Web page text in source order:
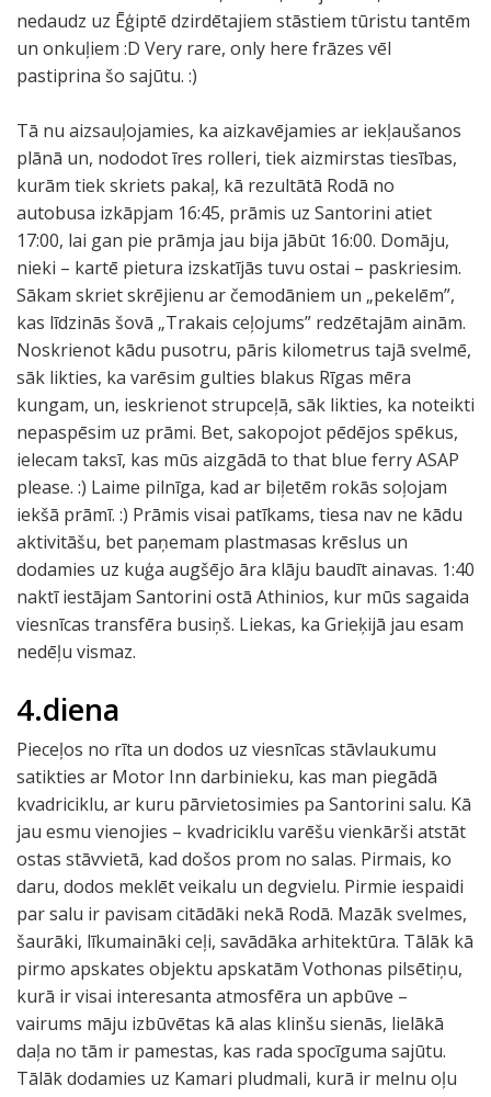
nedaudz uz Ēģiptē dzirdētajiem stāstiem tūristu tantēm
un onkuļiem :D Very rare, only here frāzes vēl
pastiprina šo sajūtu. :)
Tā nu aizsauļojamies, ka aizkavējamies ar iekļaušanos
plānā un, nododot īres rolleri, tiek aizmirstas tiesības,
kurām tiek skriets pakaļ, kā rezultātā Rodā no
autobusa izkāpjam 16:45, prāmis uz Santorini atiet
17:00, lai gan pie prāmja jau bija jābūt 16:00. Domāju,
nieki – kartē pietura izskatījās tuvu ostai – paskriesim.
Sākam skriet skrējienu ar čemodāniem un „pekelēm”,
kas līdzinās šovā „Trakais ceļojums” redzētajām ainām.
Noskrienot kādu pusotru, pāris kilometrus tajā svelmē,
sāk likties, ka varēsim gulties blakus Rīgas mēra
kungam, un, ieskrienot strupceļā, sāk likties, ka noteikti
nepaspēsim uz prāmi. Bet, sakopojot pēdējos spēkus,
ielecam taksī, kas mūs aizgādā to that blue ferry ASAP
please. :) Laime pilnīga, kad ar biļetēm rokās soļojam
iekšā prāmī. :) Prāmis visai patīkams, tiesa nav ne kādu
aktivitāšu, bet paņemam plastmasas krēslus un
dodamies uz kuģa augšējo āra klāju baudīt ainavas. 1:40
naktī iestājam Santorini ostā Athinios, kur mūs sagaida
viesnīcas transfēra busiņš. Liekas, ka Grieķijā jau esam
nedēļu vismaz.
4.diena
Pieceļos no rīta un dodos uz viesnīcas stāvlaukumu
satikties ar Motor Inn darbinieku, kas man piegādā
kvadriciklu, ar kuru pārvietosimies pa Santorini salu. Kā
jau esmu vienojies – kvadriciklu varēšu vienkārši atstāt
ostas stāvvietā, kad došos prom no salas. Pirmais, ko
daru, dodos meklēt veikalu un degvielu. Pirmie iespaidi
par salu ir pavisam citādāki nekā Rodā. Mazāk svelmes,
šaurāki, līkumaināki ceļi, savādāka arhitektūra. Tālāk kā
pirmo apskates objektu apskatām Vothonas pilsētiņu,
kurā ir visai interesanta atmosfēra un apbūve –
vairums māju izbūvētas kā alas klinšu sienās, lielākā
daļa no tām ir pamestas, kas rada spocīguma sajūtu.
Tālāk dodamies uz Kamari pludmali, kurā ir melnu oļu